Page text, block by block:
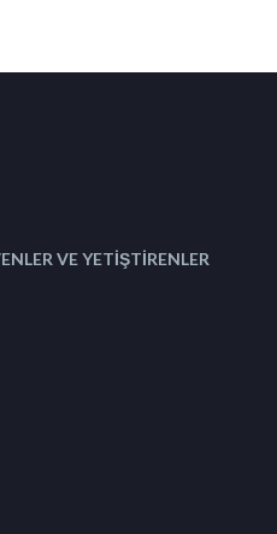
VE YETİŞTİRENLER